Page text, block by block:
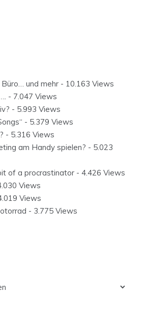
Büro… und mehr - 10.163 Views
- 7.047 Views
- 5.993 Views
- 5.379 Views
- 5.316 Views
am Handy spielen? - 5.023
of a procrastinator - 4.426 Views
Views
Views
- 3.775 Views